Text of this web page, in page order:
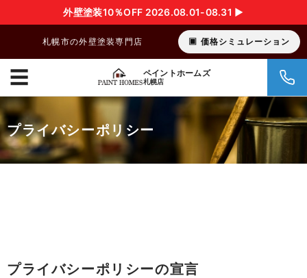
外壁塗装10％OFF 2026.08.01-08.31 ▶︎
札幌市の外壁塗装専門店 価格シミュレーション
ペイントホームズ
札幌店
☰
プライバシーポリシー
プライバシーポリシーの宣言